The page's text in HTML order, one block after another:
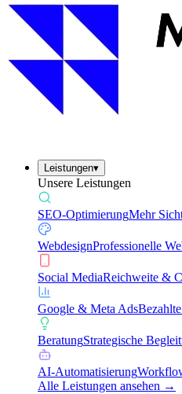
Leistungen▾
Unsere Leistungen
SEO-OptimierungMehr
WebdesignProfessionelle
Social MediaReichweite &
Google & Meta Ads
BeratungStrategische
AI-Automatisierung
Alle Leistungen ansehen →